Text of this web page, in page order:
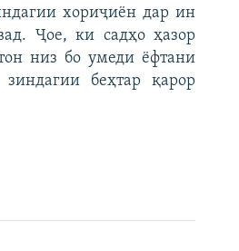
хориҷиён дар ин
Ҷое, ки садҳо ҳазор
низ бо умеди ёфтани
беҳтар қарор